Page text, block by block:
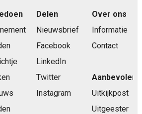
Delen
Nieuwsbrief
Facebook
LinkedIn
Twitter
Instagram
Over ons
Informatie
Contact
Aanbevolen
Uitkijkpost
Uitgeester